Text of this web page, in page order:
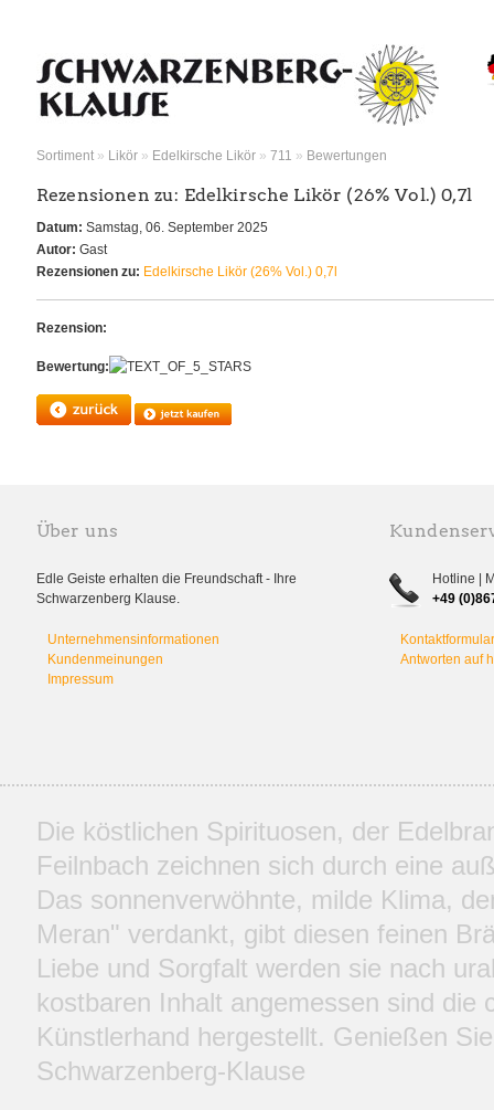
Sortiment » Likör » Edelkirsche Likör » 711 » Bewertungen
Rezensionen zu: Edelkirsche Likör (26% Vol.) 0,7l
Datum: Samstag, 06. September 2025
Autor: Gast
Rezensionen zu: Edelkirsche Likör (26% Vol.) 0,7l
Rezension:
Bewertung:
Über uns
Edle Geiste erhalten die Freundschaft - Ihre
Schwarzenberg Klause.
Unternehmensinformationen
Kundenmeinungen
Impressum
Hotline |
+49
Kontaktformular
Antworten auf
Die köstlichen Spirituosen, der
Feilnbach zeichnen sich durch eine
Das sonnenverwöhnte, milde Klima,
Meran" verdankt, gibt diesen feinen
Liebe und Sorgfalt werden sie nach
kostbaren Inhalt angemessen sind
Künstlerhand hergestellt. Genießen
Schwarzenberg-Klause